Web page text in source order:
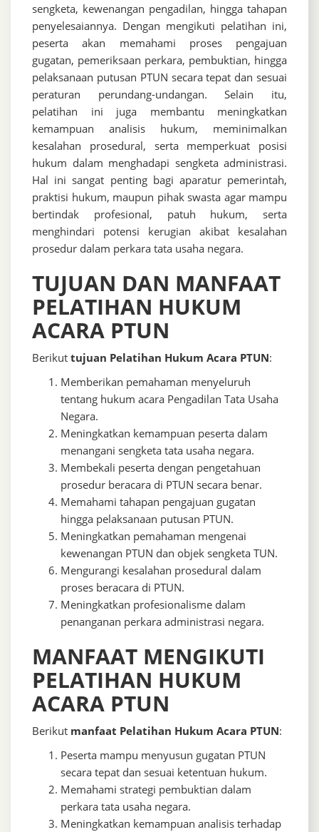
sengketa, kewenangan pengadilan, hingga tahapan
penyelesaiannya. Dengan mengikuti pelatihan ini,
peserta akan memahami proses pengajuan
gugatan, pemeriksaan perkara, pembuktian, hingga
pelaksanaan putusan PTUN secara tepat dan sesuai
peraturan perundang-undangan. Selain itu,
pelatihan ini juga membantu meningkatkan
kemampuan analisis hukum, meminimalkan
kesalahan prosedural, serta memperkuat posisi
hukum dalam menghadapi sengketa administrasi.
Hal ini sangat penting bagi aparatur pemerintah,
praktisi hukum, maupun pihak swasta agar mampu
bertindak profesional, patuh hukum, serta
menghindari potensi kerugian akibat kesalahan
prosedur dalam perkara tata usaha negara.
TUJUAN DAN MANFAAT
PELATIHAN HUKUM
ACARA PTUN
Berikut tujuan Pelatihan Hukum Acara PTUN:
Memberikan pemahaman menyeluruh
tentang hukum acara Pengadilan Tata Usaha
Negara.
Meningkatkan kemampuan peserta dalam
menangani sengketa tata usaha negara.
Membekali peserta dengan pengetahuan
prosedur beracara di PTUN secara benar.
Memahami tahapan pengajuan gugatan
hingga pelaksanaan putusan PTUN.
Meningkatkan pemahaman mengenai
kewenangan PTUN dan objek sengketa TUN.
Mengurangi kesalahan prosedural dalam
proses beracara di PTUN.
Meningkatkan profesionalisme dalam
penanganan perkara administrasi negara.
MANFAAT MENGIKUTI
PELATIHAN HUKUM
ACARA PTUN
Berikut manfaat Pelatihan Hukum Acara PTUN:
Peserta mampu menyusun gugatan PTUN
secara tepat dan sesuai ketentuan hukum.
Memahami strategi pembuktian dalam
perkara tata usaha negara.
Meningkatkan kemampuan analisis terhadap